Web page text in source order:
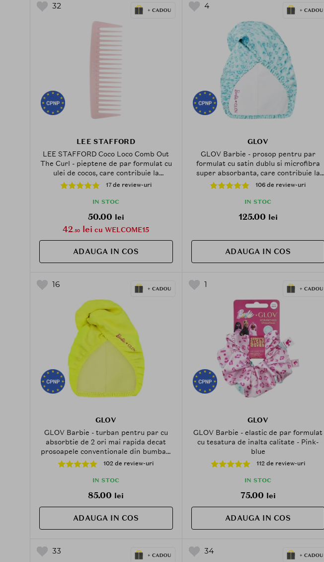
32
LEE STAFFORD
LEE STAFFORD Coco Loco Comb Out
The Curl - pieptene de par formulat cu
ulei de cocos, care contribuie la
separarea buclelor create cu
ondulatorul si la metinerea aspectului
neted al parului
17 de review-uri
IN STOC
50.00 lei
42.50 lei cu WELCOME15
ADAUGA IN COS
4
GLOV
GLOV Barbie - prosop pentru par
formulat cu satin dublu si microfibra
super absorbanta, care contribuie la
absorbtia excesului de umiditate si la
metinerea parului uscat dupa dus -
Blue
106 de review-uri
IN STOC
125.00 lei
ADAUGA IN COS
16
GLOV
GLOV Barbie - turban pentru par cu
absorbtie de 2 ori mai rapida decat
prosoapele conventionale din bumbac,
ideal pentru calatorii, sala, machiaj si
rutina de ingrijire a pielii - Lime
102 de review-uri
IN STOC
85.00 lei
ADAUGA IN COS
1
GLOV
GLOV Barbie - elastic de par formulat
cu tesatura de inalta calitate - Pink-
blue
112 de review-uri
IN STOC
75.00 lei
ADAUGA IN COS
33 34